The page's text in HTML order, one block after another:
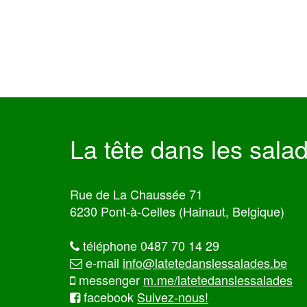
La tête dans les
Rue de La Chaussée 71
6230 Pont-à-Celles (Hainaut, Belgique)
téléphone 0487 70 14 29
e-mail info@latetedanslessalades.be
messenger m.me/latetedanslessalades
facebook Suivez-nous!